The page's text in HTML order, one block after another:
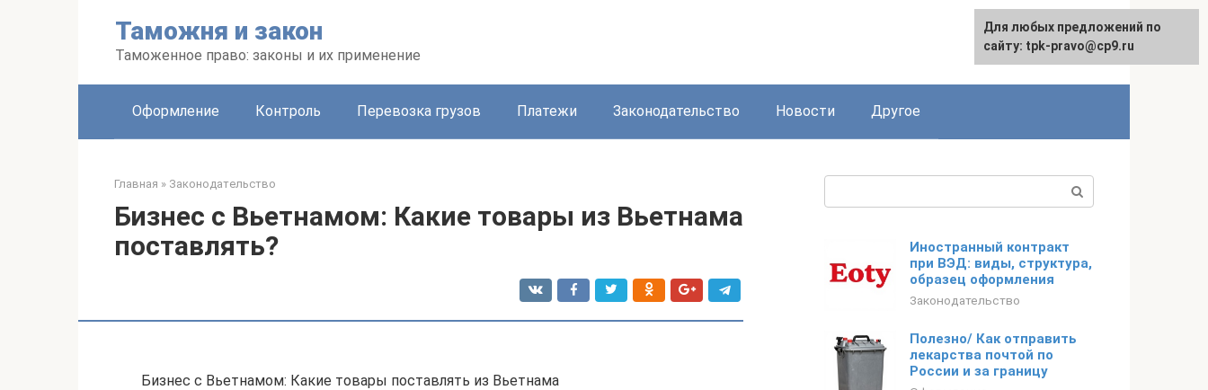
Таможня и закон
Таможенное право: законы и их применение
Оформление Контроль Перевозка грузов Платежи Законодательство Новости Другое
Главная » Законодательство
Бизнес с Вьетнамом: Какие товары из Вьетнама
поставлять?
Бизнес с Вьетнамом: Какие товары поставлять из Вьетнама
Иностранный контракт
при ВЭД: виды, структура,
образец оформления
Законодательство
Полезно/ Как отправить
лекарства почтой по
России и за границу
Для любых предложений по
сайту: tpk-pravo@cp9.ru